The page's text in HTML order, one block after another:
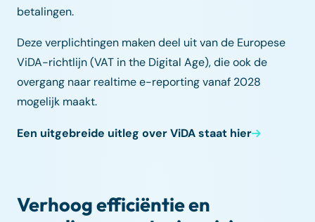
betalingen.
Deze verplichtingen maken deel uit van de Europese
ViDA-richtlijn (VAT in the Digital Age), die ook de
overgang naar realtime e-reporting vanaf 2028
mogelijk maakt.
Een uitgebreide uitleg over ViDA staat hier
Verhoog efficiëntie en